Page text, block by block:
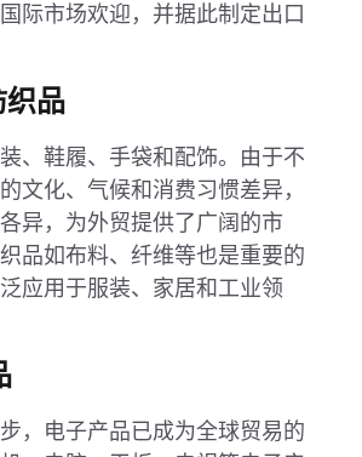
际市场欢迎，并据此制定出口
织品
、鞋履、手袋和配饰。由于不
文化、气候和消费习惯差异，
异，为外贸提供了广阔的市
品如布料、纤维等也是重要的
应用于服装、家居和工业领
，电子产品已成为全球贸易的